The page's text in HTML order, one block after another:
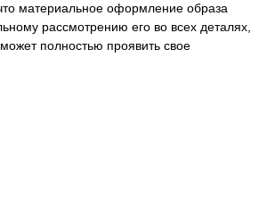
материальное оформление образа
рассмотрению его во всех деталях,
полностью проявить свое